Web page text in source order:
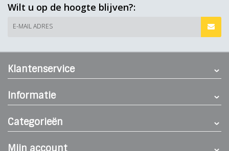
Wilt u op de hoogte blijven?:
E-MAIL ADRES
Klantenservice
Informatie
Categorieën
Mijn account